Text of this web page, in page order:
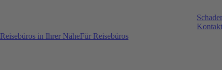
Reisebüros in Ihrer NäheFür Reisebüros